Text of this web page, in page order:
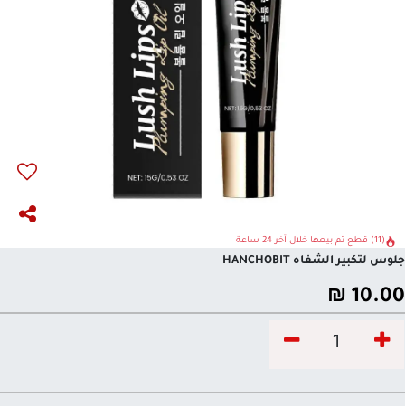
(11) قطع تم بيعها خلال آخر 24 ساعة
جلوس لتكبير الشفاه HANCHOBIT
10.00
₪